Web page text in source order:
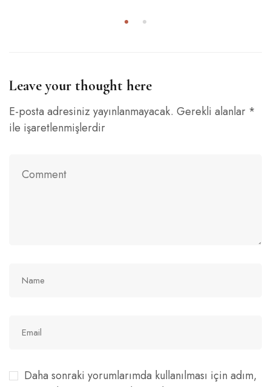
Leave your thought here
E-posta adresiniz yayınlanmayacak. Gerekli alanlar *
ile işaretlenmişlerdir
Daha sonraki yorumlarımda kullanılması için adım,